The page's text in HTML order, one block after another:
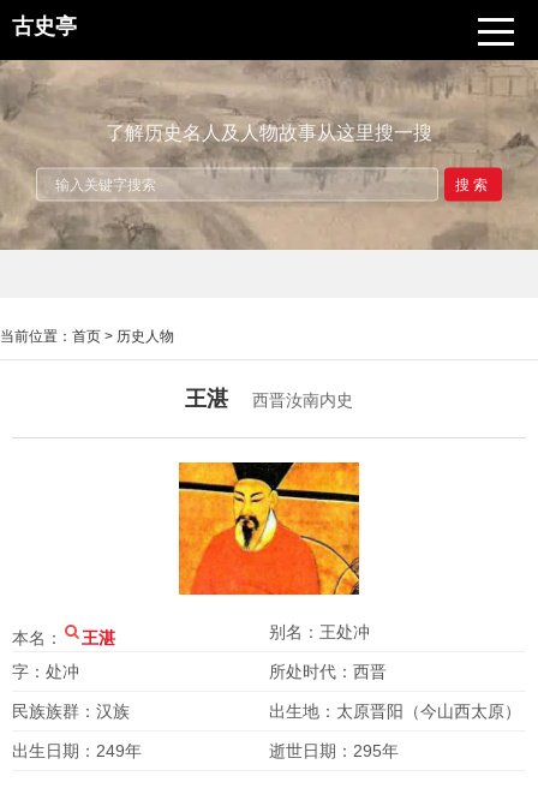
古史亭
了解历史名人及人物故事从这里搜一搜
搜索
当前位置： 首页 > 历史人物
王湛 西晋汝南内史
本名： 王湛 别名：王处冲
字：处冲 所处时代：西晋
民族族群：汉族 出生地：太原晋阳（今山西太原）
出生日期：249年 逝世日期：295年